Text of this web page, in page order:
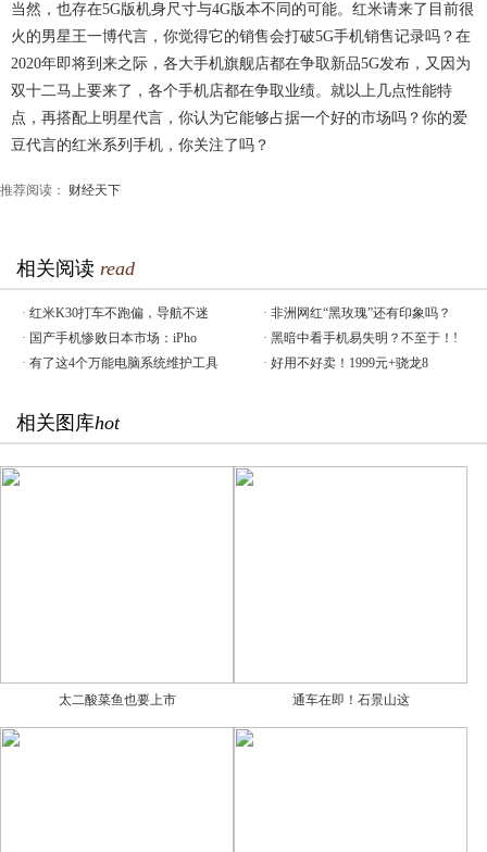
当然，也存在5G版机身尺寸与4G版本不同的可能。红米请来了目前很
火的男星王一博代言，你觉得它的销售会打破5G手机销售记录吗？在
2020年即将到来之际，各大手机旗舰店都在争取新品5G发布，又因为
双十二马上要来了，各个手机店都在争取业绩。就以上几点性能特
点，再搭配上明星代言，你认为它能够占据一个好的市场吗？你的爱
豆代言的红米系列手机，你关注了吗？
推荐阅读： 财经天下
相关阅读 read
· 红米K30打车不跑偏，导航不迷 · 非洲网红“黑玫瑰”还有印象吗？
· 国产手机惨败日本市场：iPho · 黑暗中看手机易失明？不至于！!
· 有了这4个万能电脑系统维护工具 · 好用不好卖！1999元+骁龙8
相关图库hot
太二酸菜鱼也要上市 通车在即！石景山这